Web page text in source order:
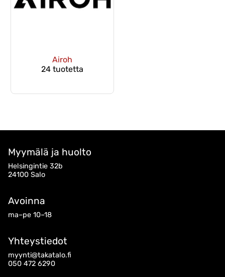
Airoh
24 tuotetta
Myymälä ja huolto
Helsingintie 32b
24100 Salo
Avoinna
ma–pe 10–18
Yhteystiedot
myynti@takatalo.fi
050 472 6290